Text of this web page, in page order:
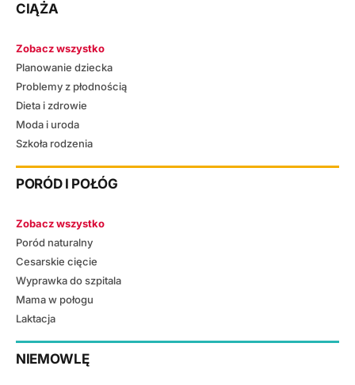
CIĄŻA
Zobacz wszystko
Planowanie dziecka
Problemy z płodnością
Dieta i zdrowie
Moda i uroda
Szkoła rodzenia
PORÓD I POŁÓG
Zobacz wszystko
Poród naturalny
Cesarskie cięcie
Wyprawka do szpitala
Mama w połogu
Laktacja
NIEMOWLĘ